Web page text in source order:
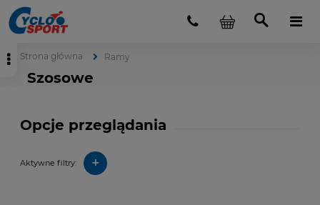
Strona główna Ramy
Szosowe
Opcje przeglądania
Aktywne filtry: +